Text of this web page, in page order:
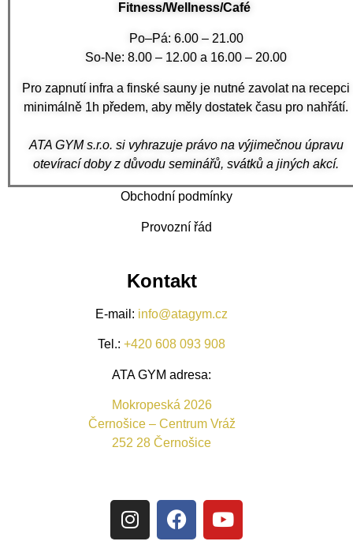
Fitness/Wellness/Café
Po–Pá: 6.00 – 21.00
So-Ne: 8.00 – 12.00 a 16.00 – 20.00
Pro zapnutí infra a finské sauny je nutné zavolat na recepci
minimálně 1h předem, aby měly dostatek času pro nahřátí.
ATA GYM s.r.o. si vyhrazuje právo na výjimečnou úpravu
otevírací doby z důvodu seminářů, svátků a jiných akcí.
Obchodní podmínky
Provozní řád
Kontakt
E-mail: info@atagym.cz
Tel.:+420 608 093 908
ATA GYM adresa:
Mokropeská 2026
Černošice – Centrum Vráž
252 28 Černošice